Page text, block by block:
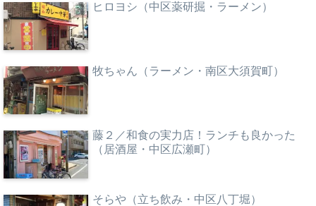
ヒロヨシ（中区薬研掘・ラーメン）
牧ちゃん（ラーメン・南区大須賀町）
藤２／和食の実力店！ランチも良かった
（居酒屋・中区広瀬町）
そらや（立ち飲み・中区八丁堀）